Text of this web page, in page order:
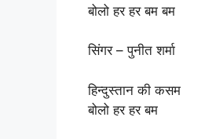
बोलो हर हर बम बम
सिंगर – पुनीत शर्मा
हिन्दुस्तान की कसम
बोलो हर हर बम